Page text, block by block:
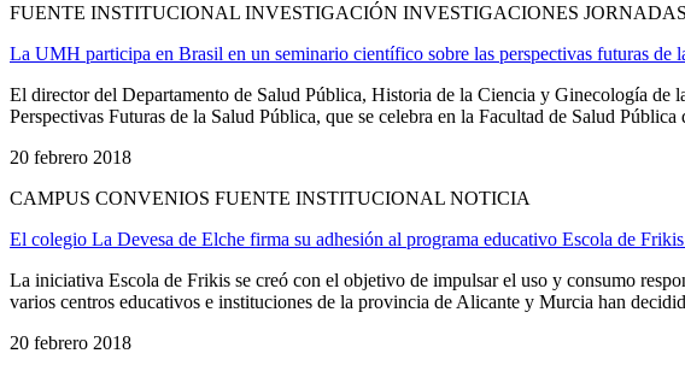
FUENTE INSTITUCIONAL INVESTIGACIÓN INVESTIGACIONES
La UMH participa en Brasil en un seminario científico sobre las perspectivas futuras de
El director del Departamento de Salud Pública, Historia de la Ciencia y Ginecología
Perspectivas Futuras de la Salud Pública, que se celebra en la Facultad de Salud
20 febrero 2018
CAMPUS CONVENIOS FUENTE INSTITUCIONAL NOTICIA
El colegio La Devesa de Elche firma su adhesión al programa educativo Escola de
La iniciativa Escola de Frikis se creó con el objetivo de impulsar el uso y consumo
varios centros educativos e instituciones de la provincia de Alicante y Murcia han
20 febrero 2018